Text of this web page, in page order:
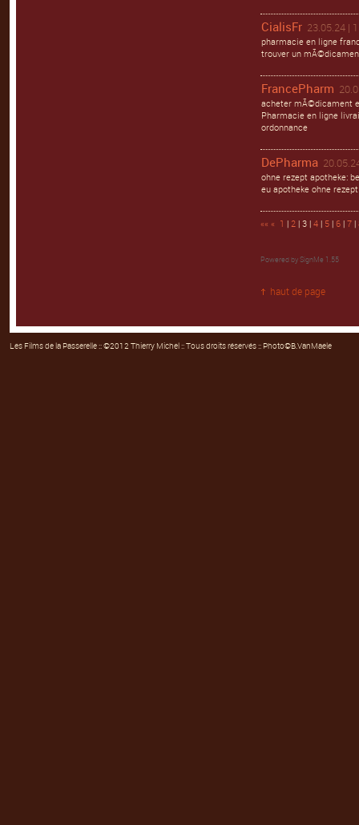
CialisFr 23.05.24 |
pharmacie en ligne
trouver un
FrancePharm
acheter mÃ©dicament
Pharmacie en ligne
ordonnance
DePharma
ohne rezept apotheke:
eu apotheke ohne
«« « 1 | 2 | 3 | 4 | 5 | 6 | 7 |
Powered by SignMe 1.55
haut de page
Les Films de la Passerelle:: ©2012 Thierry Michel :: Tous droits réservés :: Photo©B.VanMaele